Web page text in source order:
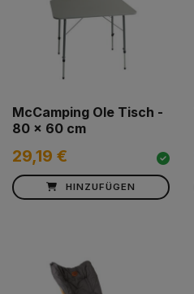
McCamping Ole Tisch -
80 x 60 cm
29,19 €
HINZUFÜGEN